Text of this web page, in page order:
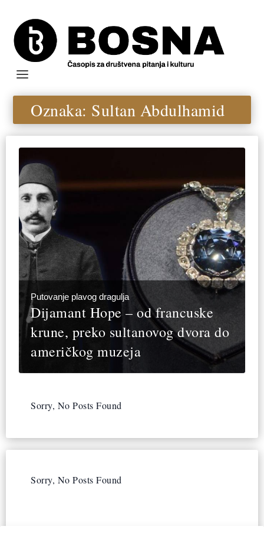
Oznaka: Sultan Abdulhamid
Putovanje plavog dragulja
Dijamant Hope – od francuske
krune, preko sultanovog dvora do
američkog muzeja
Sorry, No Posts Found
Sorry, No Posts Found